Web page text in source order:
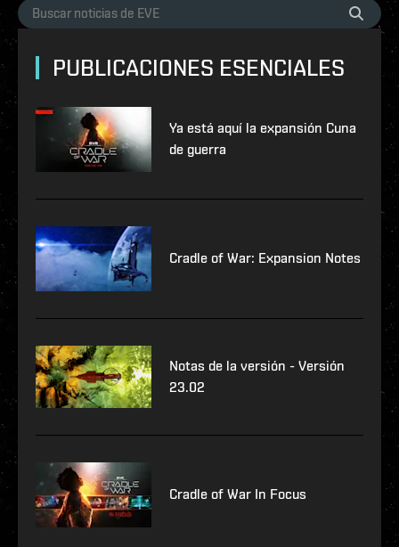
PUBLICACIONES ESENCIALES
Ya está aquí la expansión Cuna
de guerra
Cradle of War: Expansion Notes
Notas de la versión - Versión
23.02
Cradle of War In Focus